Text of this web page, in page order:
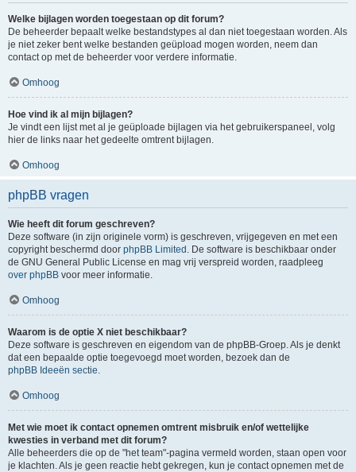
Welke bijlagen worden toegestaan op dit forum?
De beheerder bepaalt welke bestandstypes al dan niet toegestaan worden. Als
je niet zeker bent welke bestanden geüpload mogen worden, neem dan
contact op met de beheerder voor verdere informatie.
Omhoog
Hoe vind ik al mijn bijlagen?
Je vindt een lijst met al je geüploade bijlagen via het gebruikerspaneel, volg
hier de links naar het gedeelte omtrent bijlagen.
Omhoog
phpBB vragen
Wie heeft dit forum geschreven?
Deze software (in zijn originele vorm) is geschreven, vrijgegeven en met een
copyright beschermd door phpBB Limited . De software is beschikbaar onder
de GNU General Public License en mag vrij verspreid worden, raadpleeg
over phpBB voor meer informatie.
Omhoog
Waarom is de optie X niet beschikbaar?
Deze software is geschreven en eigendom van de phpBB-Groep. Als je denkt
dat een bepaalde optie toegevoegd moet worden, bezoek dan de
phpBB Ideeën sectie.
Omhoog
Met wie moet ik contact opnemen omtrent misbruik en/of wettelijke
kwesties in verband met dit forum?
Alle beheerders die op de "het team"-pagina vermeld worden, staan open voor
je klachten. Als je geen reactie hebt gekregen, kun je contact opnemen met de